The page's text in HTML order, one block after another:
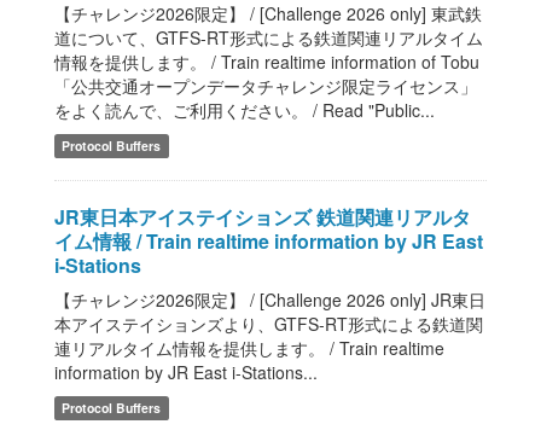
【チャレンジ2026限定】 / [Challenge 2026 only] 東武鉄
道について、GTFS-RT形式による鉄道関連リアルタイム
情報を提供します。 / Train realtime information of Tobu
「公共交通オープンデータチャレンジ限定ライセンス」
をよく読んで、ご利用ください。 / Read "Public...
Protocol Buffers
JR東日本アイステイションズ 鉄道関連リアルタ
イム情報 / Train realtime information by JR East
i-Stations
【チャレンジ2026限定】 / [Challenge 2026 only] JR東日
本アイステイションズより、GTFS-RT形式による鉄道関
連リアルタイム情報を提供します。 / Train realtime
information by JR East i-Stations...
Protocol Buffers